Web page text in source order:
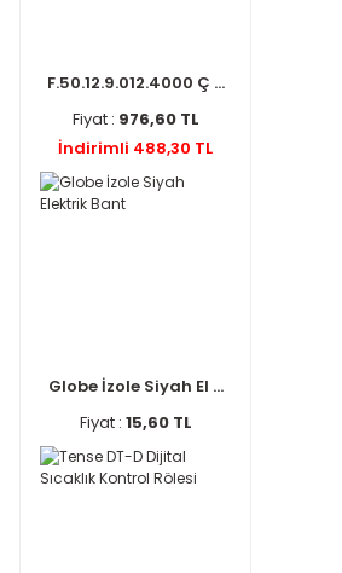
F.50.12.9.012.4000 Ç ...
Fiyat : 976,60 TL
İndirimli 488,30 TL
Globe İzole Siyah El ...
Fiyat : 15,60 TL